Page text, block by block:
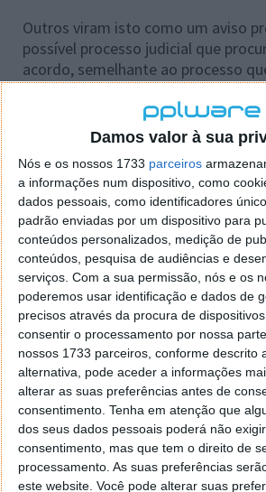
Damos valor à sua
Nós e os nossos 1733 parceiros
a informações num dispositivo, como
dados pessoais, como identificadores
padrão enviadas por um dispositivo para
conteúdos personalizados, medição de
conteúdos, pesquisa de audiências e
serviços. Com a sua permissão, nós e os
poderemos usar identificação e dados de
precisos através da procura de
consentir o processamento por nossa
nossos 1733 parceiros, conforme descrito
alternativa, pode aceder a informações
alterar as suas preferências antes de
consentimento. Tenha em atenção que
dos seus dados pessoais poderá não
consentimento, mas que tem o direito de
processamento. As suas preferências
este website. Você pode alterar suas
Outros viram isto como um aviso
possível processo judicial que
acordo, semelhante ao processo
contraa Apple e a OpenAI. A
numa altura em que a xAI enfrenta
reação negativa internacional e
após a utilização do Grok para gerar
sexualizadas sem consentimento,
envolvendo menores.
Países como a Indonésia e a Malásia
bloquear o chatbot, desencadeando
ações judiciais, ao mesmo tempo
pedidos para a remoção da
Store. Agora, resta saber se a mais
Musk se agravará ainda mais